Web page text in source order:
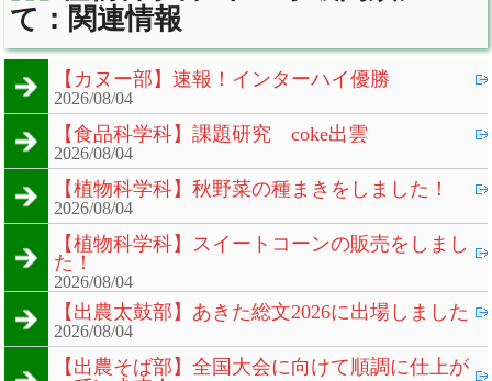
て：関連情報
【カヌー部】速報！インターハイ優勝
2026/08/04
【食品科学科】課題研究 coke出雲
2026/08/04
【植物科学科】秋野菜の種まきをしました！
2026/08/04
【植物科学科】スイートコーンの販売をしまし
た！
2026/08/04
【出農太鼓部】あきた総文2026に出場しました
2026/08/04
【出農そば部】全国大会に向けて順調に仕上が